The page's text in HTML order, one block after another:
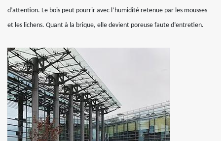
d’attention. Le bois peut pourrir avec l’humidité retenue par les mousses
et les lichens. Quant à la brique, elle devient poreuse faute d’entretien.